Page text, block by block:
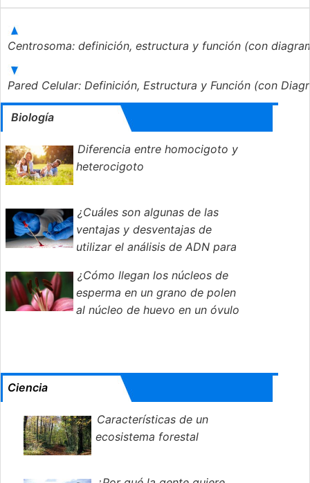
Centrosoma: definición, estructura y función (con
Pared Celular: Definición, Estructura y Función (con
Biología
Diferencia entre homocigoto y
heterocigoto
¿Cuáles son algunas de las
ventajas y desventajas de
utilizar el análisis de ADN para
crimen?
¿Cómo llegan los núcleos de
esperma en un grano de polen
al núcleo de huevo en un óvulo
Ciencia
Características de un
ecosistema forestal